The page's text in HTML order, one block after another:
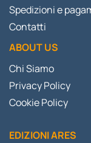
Spedizioni e
Contatti
ABOUT US
Chi Siamo
Privacy Policy
Cookie Policy
EDIZIONI ARES